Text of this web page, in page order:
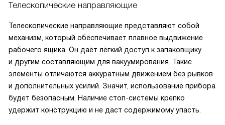
Телескопические направляющие
Телескопические направляющие представляют собой
механизм, который обеспечивает плавное выдвижение
рабочего ящика. Он даёт лёгкий доступ к запаковщику
и другим составляющим для вакуумирования. Такие
элементы отличаются аккуратным движением без рывков
и дополнительных усилий. Значит, использование прибора
будет безопасным. Наличие стоп-системы крепко
удержит конструкцию и не даст содержимому упасть.